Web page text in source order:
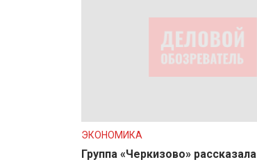
ЭКОНОМИКА
Группа «Черкизово» рассказала